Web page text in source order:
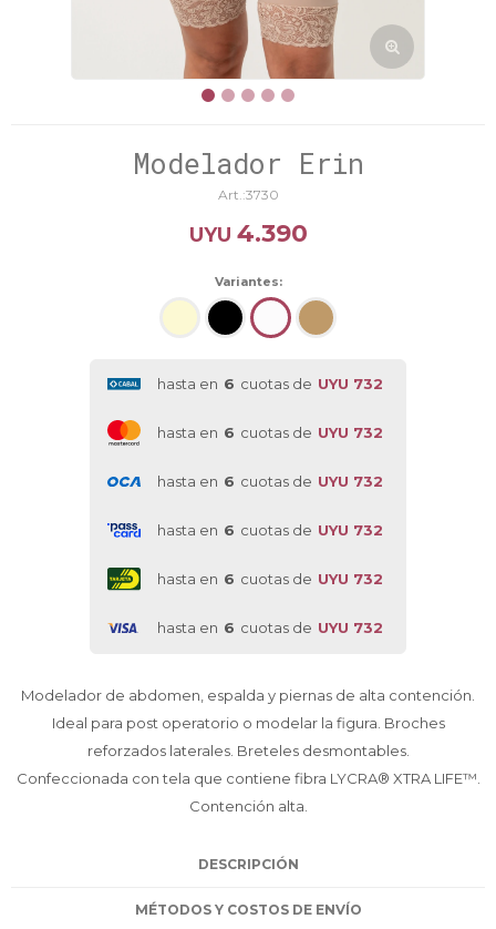
Modelador Erin
3730
UYU 4.390
Variantes:
hasta en 6 cuotas de UYU 732
hasta en 6 cuotas de UYU 732
hasta en 6 cuotas de UYU 732
hasta en 6 cuotas de UYU 732
hasta en 6 cuotas de UYU 732
hasta en 6 cuotas de UYU 732
Modelador de abdomen, espalda y piernas de alta contención.
Ideal para post operatorio o modelar la figura. Broches
reforzados laterales. Breteles desmontables.
Confeccionada con tela que contiene fibra LYCRA® XTRA LIFE™.
Contención alta.
DESCRIPCIÓN
MÉTODOS Y COSTOS DE ENVÍO